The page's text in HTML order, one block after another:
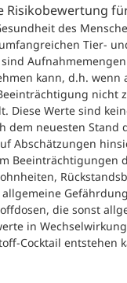
Risikobewertung
des
Tier-
kann, d.h.
nicht
Diese Werte sind
dem neuesten Stand
Abschätzungen
Beeinträchtigungen
die sonst
in
Cocktail